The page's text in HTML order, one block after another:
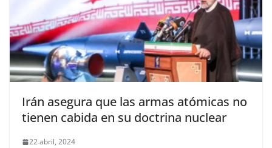
Irán asegura que las armas atómicas no
tienen cabida en su doctrina nuclear
22 abril, 2024